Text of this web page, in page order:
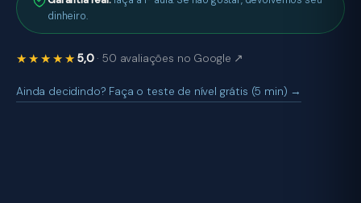
dinheiro.
★★★★★ 5,0· 50 avaliações no Google ↗
Ainda decidindo? Faça o teste de nível grátis (5 min) →